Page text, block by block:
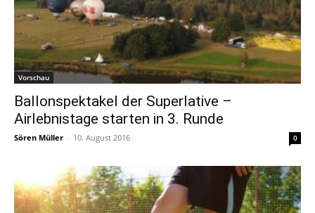
Vorschau
Ballonspektakel der Superlative –
Airlebnistage starten in 3. Runde
Sören Müller - 10. August 2016 0